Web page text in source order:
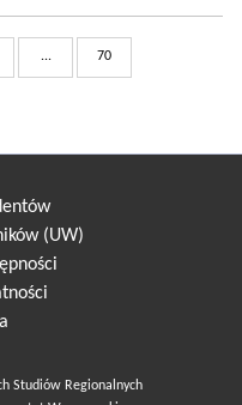
... 70
(UW)
Studiów Regionalnych